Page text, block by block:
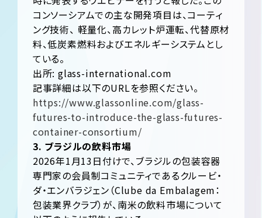
コンソーシアムでの主な開発項目は、コーティ
ング技術、 軽量化、高カレット炉運転、代替原材
料、低炭素燃料およびエネルギーシステムとし
ている。
出所: glass-international.com
記事詳細は以下のURLを参照ください。
https://www.glassonline.com/glass-
futures-to-introduce-the-glass-futures-
container-consortium/
3. ブラジルの飲料市場
2026年1月13日付けで、ブラジルの包装容器
専門家の会員制コミュニティであるクルービ・
ダ・エンバラジェン（Clube da Embalagem：
包装業界クラブ）が、南米の飲料市場について